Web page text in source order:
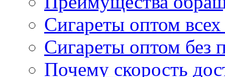
Сигареты оптом
Сигареты оптом без
Почему скорость